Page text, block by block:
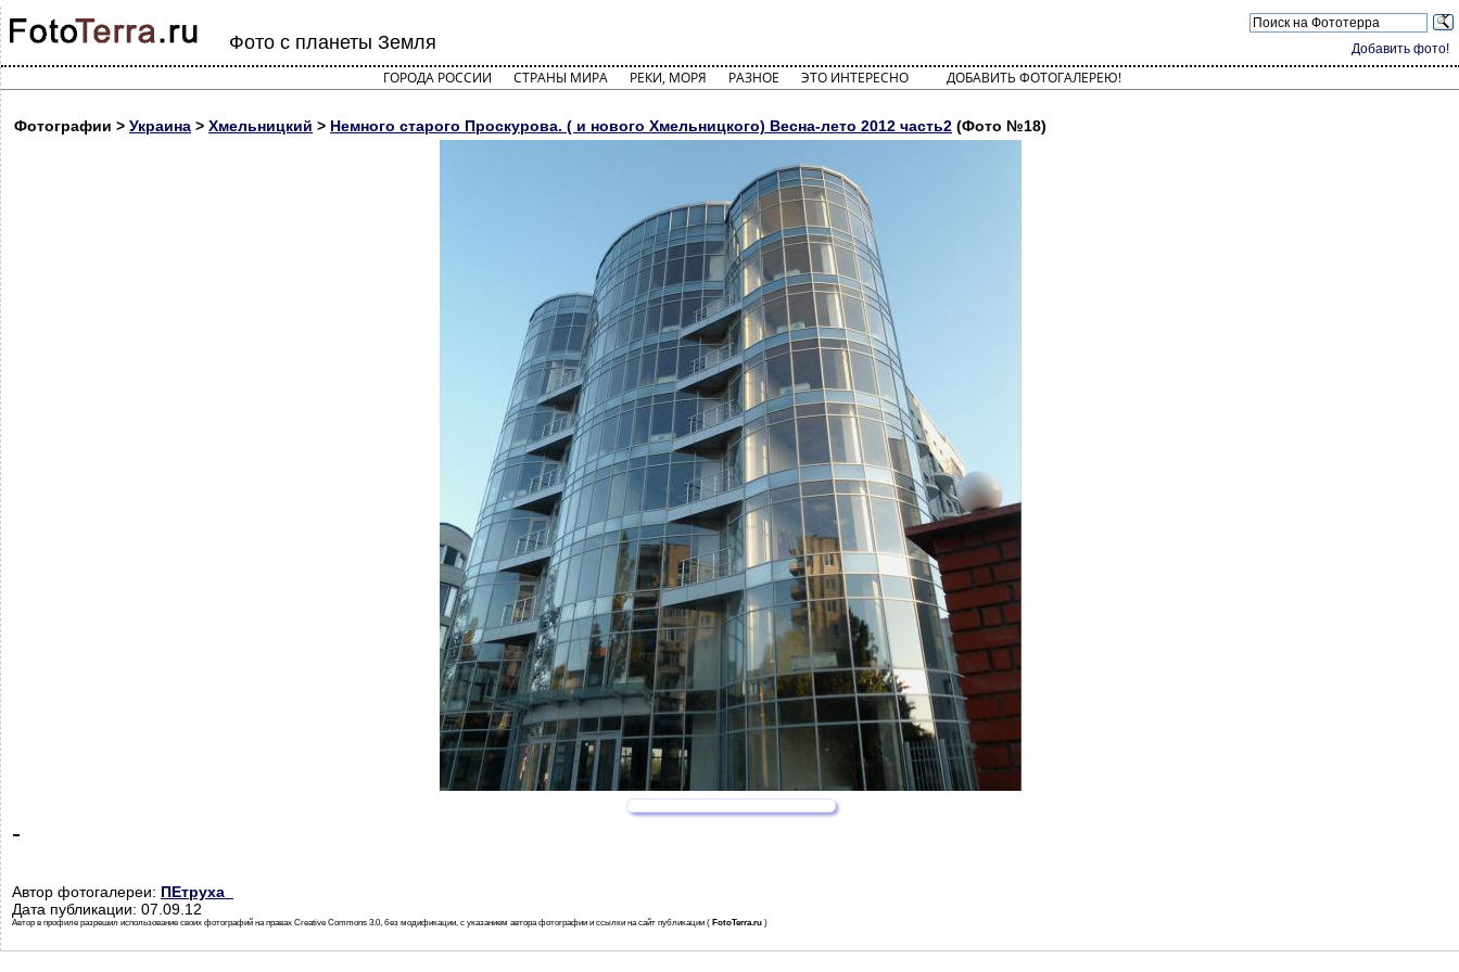
Добавить фото!
Фото с планеты Земля
ГОРОДА РОССИИ СТРАНЫ МИРА РЕКИ, МОРЯ РАЗНОЕ ЭТО ИНТЕРЕСНО ДОБАВИТЬ ФОТОГАЛЕРЕЮ!
Фотографии > Украина > Хмельницкий > Немного старого Проскурова. ( и нового Хмельницкого) Весна-лето 2012 часть2 (Фото №18)
-
Автор фотогалереи: ПЕтруха_
Дата публикации: 07.09.12
Автор в профиле разрешил использование своих фотографий на правах Creative Commons 3.0, без модификации, с указанием автора фотографии и ссылки на сайт публикации ( FotoTerra.ru )